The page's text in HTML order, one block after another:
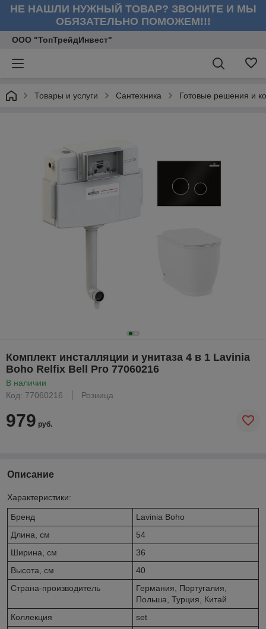
НЕ НАШЛИ НУЖНЫЙ ТОВАР? ЗВОНИТЕ И МЫ
ОБЯЗАТЕЛЬНО ПОМОЖЕМ!!!
ООО "ТопТрейдИнвест"
Товары и услуги Сантехника Готовые решения и
Комплект инсталляции и унитаза 4 в 1 Lavinia
Boho Relfix Bell Pro 77060216
В наличии
Код: 77060216
Розница
979 руб.
Описание
Характеристики:
Бренд
Lavinia Boho
Длина, см
54
Ширина, см
36
Высота, см
40
Страна-производитель
Германия, Португалия,
Польша, Турция, Китай
Коллекция
set